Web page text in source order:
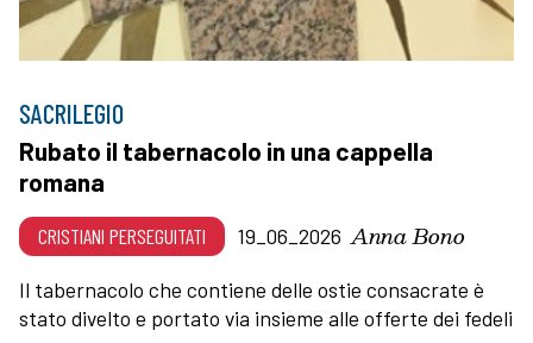
SACRILEGIO
Rubato il tabernacolo in una cappella
romana
CRISTIANI PERSEGUITATI 19_06_2026 Anna Bono
Il tabernacolo che contiene delle ostie consacrate è
stato divelto e portato via insieme alle offerte dei fedeli